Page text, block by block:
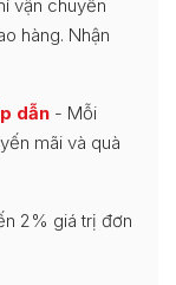
vận chuyển
hàng. Nhận
dẫn - Mỗi
mãi và quà
2% giá trị đơn